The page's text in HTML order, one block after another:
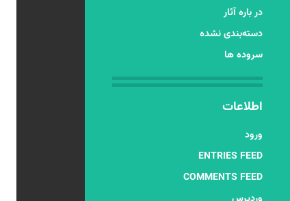
در باره آثار
دسته‌بندی نشده
سروده ها
اطلاعات
ورود
ENTRIES FEED
COMMENTS FEED